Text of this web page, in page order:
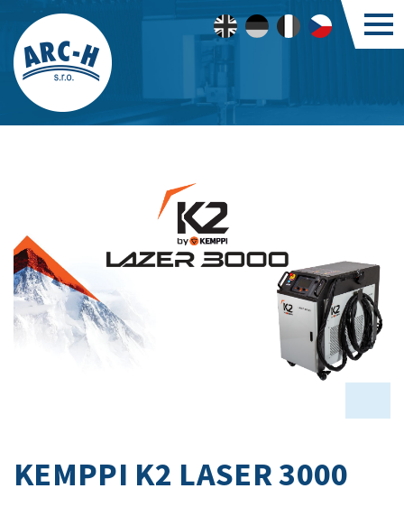
KEMPPI K2 LASER 3000